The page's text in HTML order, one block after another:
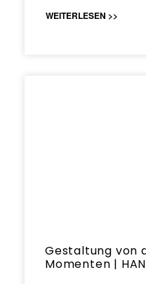
WEITERLESEN >>
Gestaltung von
Momenten |